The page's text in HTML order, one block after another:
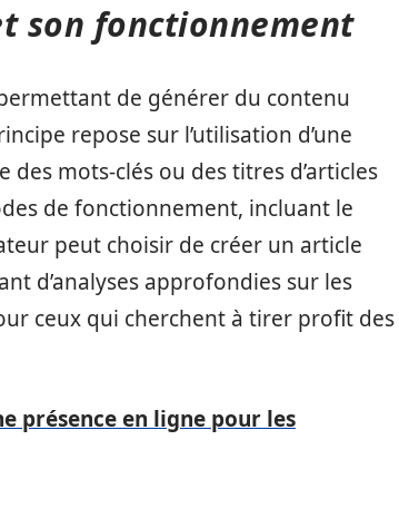
son fonctionnement
de générer du contenu
repose sur l’utilisation d’une
mots-clés ou des titres d’articles
de fonctionnement, incluant le
peut choisir de créer un article
d’analyses approfondies sur les
ceux qui cherchent à tirer profit des
présence en ligne pour les